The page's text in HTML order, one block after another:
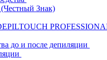
Знак)
до и после депиляции